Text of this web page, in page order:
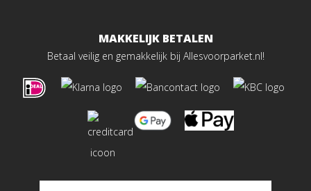
MAKKELIJK BETALEN
Betaal veilig en gemakkelijk bij Allesvoorparket.nl!